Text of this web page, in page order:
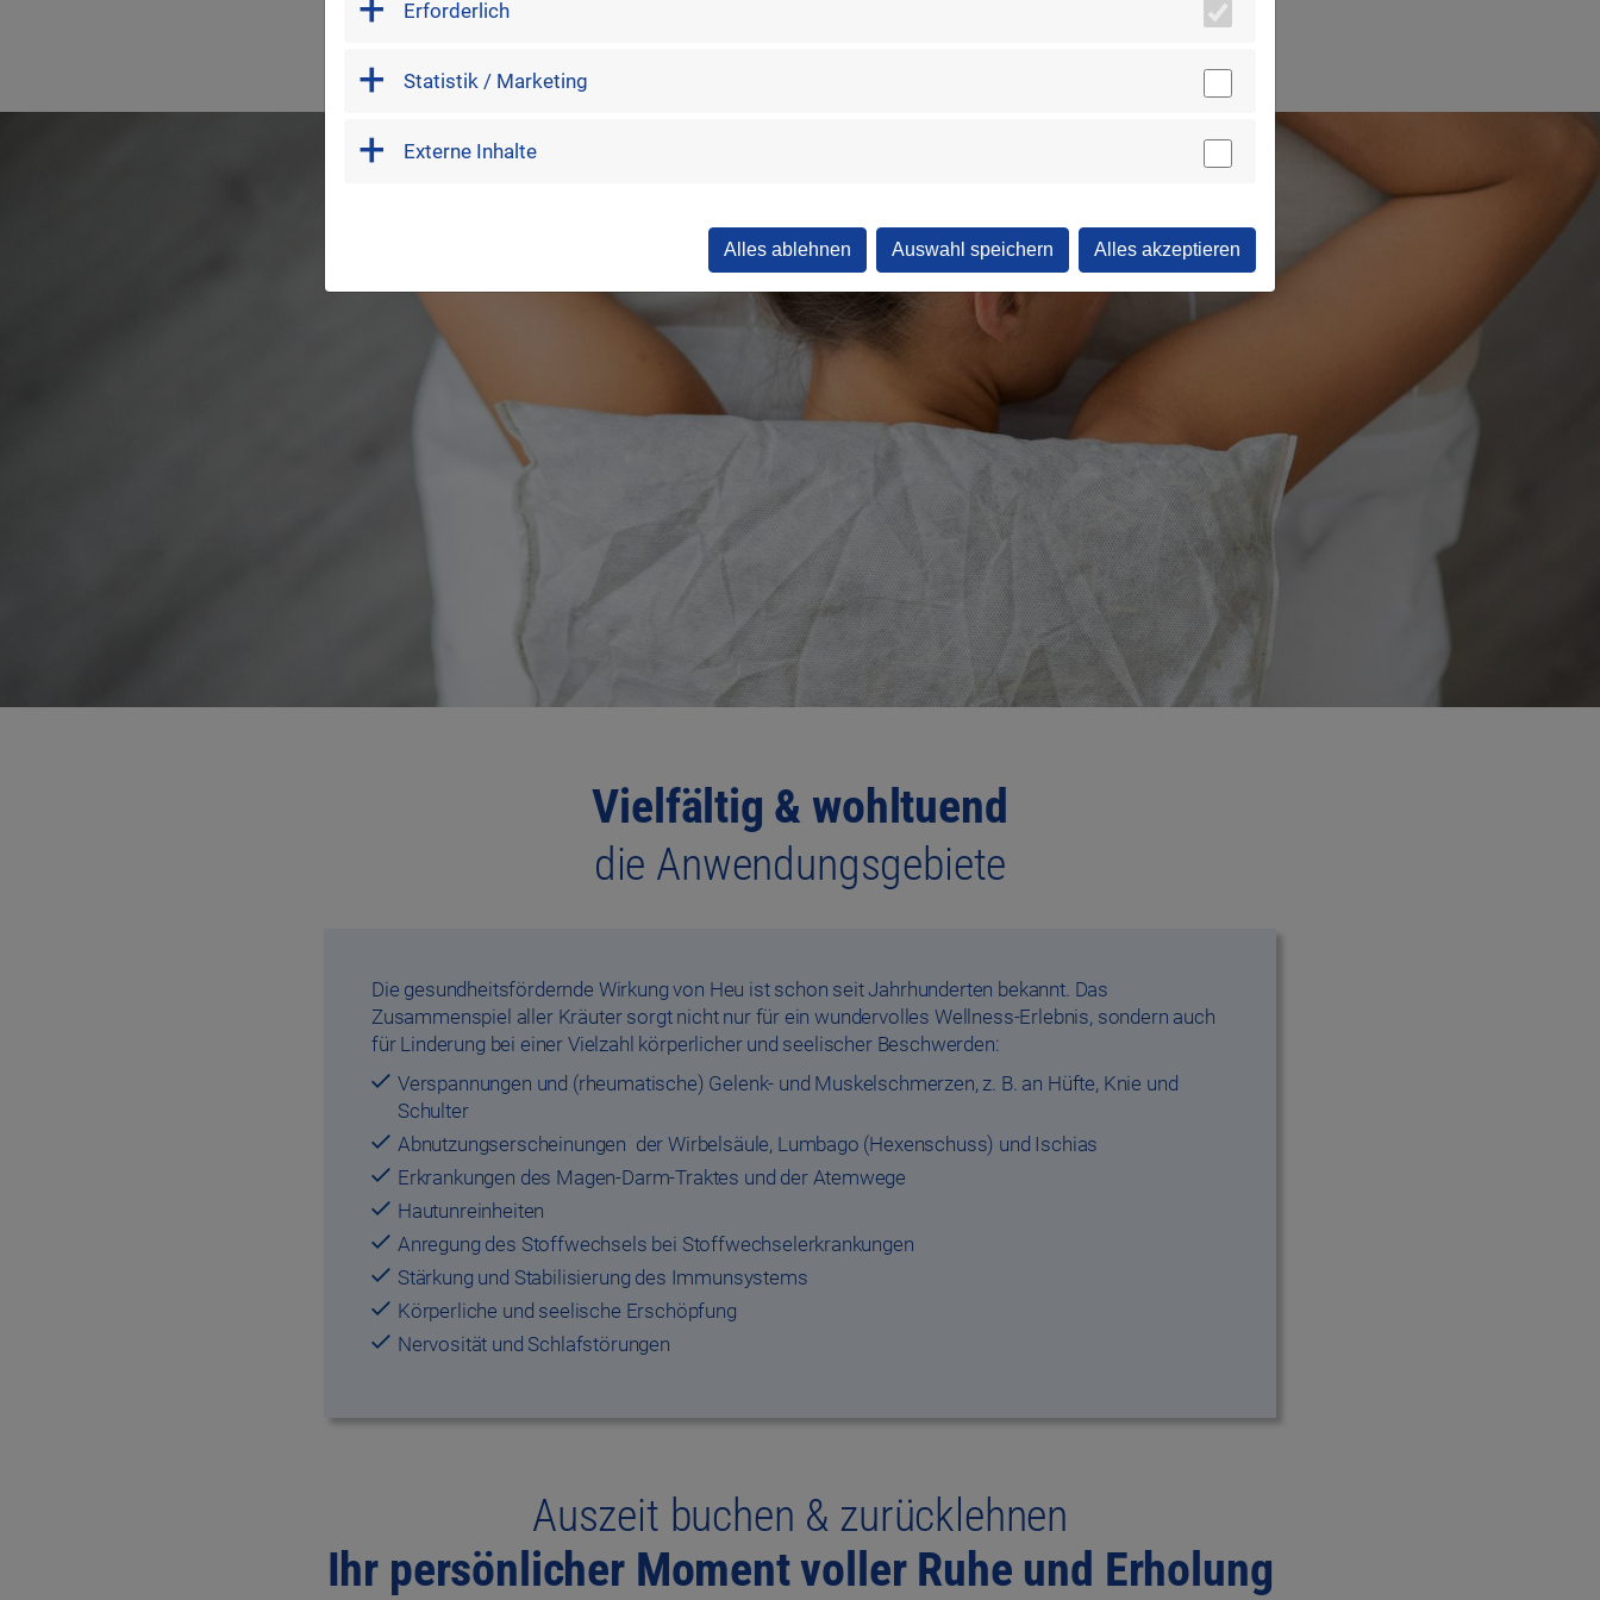
Durch die hohe Qualität unseres Heus eignet sich die Anwendung auch für Allergiker.
Vielfältig & wohltuend
die Anwendungsgebiete
Die gesundheitsfördernde Wirkung von Heu ist schon seit Jahrhunderten bekannt. Das
Zusammenspiel aller Kräuter sorgt nicht nur für ein wundervolles Wellness-Erlebnis, sondern auch
für Linderung bei einer Vielzahl körperlicher und seelischer Beschwerden:
Verspannungen und (rheumatische) Gelenk- und Muskelschmerzen, z. B. an Hüfte, Knie und
Schulter
Abnutzungserscheinungen der Wirbelsäule, Lumbago (Hexenschuss) und Ischias
Erkrankungen des Magen-Darm-Traktes und der Atemwege
Hautunreinheiten
Anregung des Stoffwechsels bei Stoffwechselerkrankungen
Stärkung und Stabilisierung des Immunsystems
Körperliche und seelische Erschöpfung
Nervosität und Schlafstörungen
Auszeit buchen & zurücklehnen
Ihr persönlicher Moment voller Ruhe und Erholung
Erforderlich
Statistik / Marketing
Externe Inhalte
Alles ablehnen Auswahl speichern Alles akzeptieren